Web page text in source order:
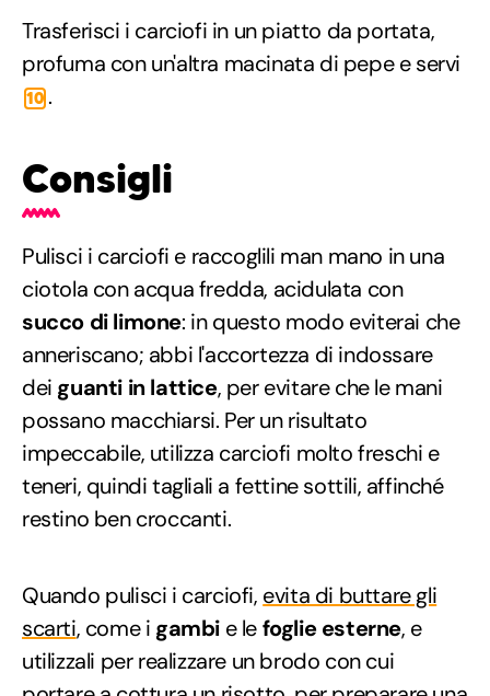
Trasferisci i carciofi in un piatto da portata,
profuma con un'altra macinata di pepe e servi
10 .
Consigli
Pulisci i carciofi e raccoglili man mano in una
ciotola con acqua fredda, acidulata con
succo di limone: in questo modo eviterai che
anneriscano; abbi l'accortezza di indossare
dei guanti in lattice, per evitare che le mani
possano macchiarsi. Per un risultato
impeccabile, utilizza carciofi molto freschi e
teneri, quindi tagliali a fettine sottili, affinché
restino ben croccanti.
Quando pulisci i carciofi, evita di buttare gli
scarti, come i gambi e lefoglie esterne, e
utilizzali per realizzare un brodo con cui